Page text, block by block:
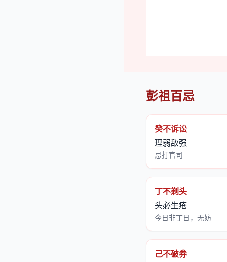
彭祖百忌
癸不诉讼
理弱敌强
忌打官司
丁不剃头
头必生疮
今日非丁日，无妨
己不破券